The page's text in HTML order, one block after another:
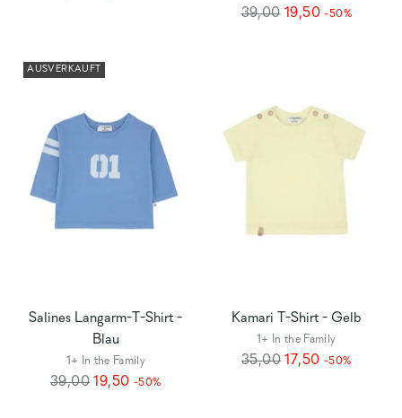
Regulärer
39,00 19,50 -50%
AUSVERKAUFT
Salines Langarm-T-Shirt -
Blau
1+ In the Family
Regulärer
39,00 19,50 -50%
Kamari T-Shirt - Gelb
1+ In the Family
Regulärer
35,00 17,50 -50%